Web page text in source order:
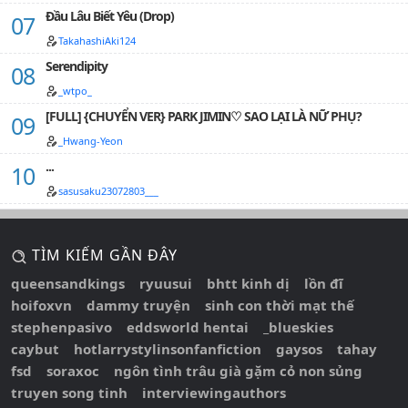
Đầu Lâu Biết Yêu (Drop)
TakahashiAki124
Serendipity
_wtpo_
[FULL] {CHUYỂN VER} PARK JIMIN♡ SAO LẠI LÀ NỮ PHỤ?
_Hwang-Yeon
...
sasusaku23072803___
TÌM KIẾM GẦN ĐÂY
queensandkings ryuusui bhtt kinh dị
lồn đĩ
hoifoxvn
dammy truyện
sinh con thời mạt thế
stephenpasivo
eddsworld hentai
_blueskies
caybut
hotlarrystylinsonfanfiction gaysos
tahay
fsd
soraxoc
ngôn tình trâu già gặm cỏ non sủng
truyen song tinh
interviewingauthors